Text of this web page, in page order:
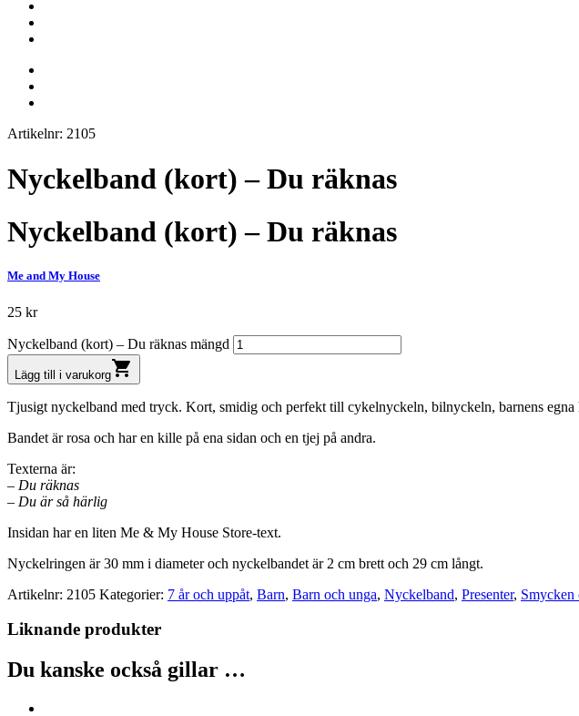
Artikelnr: 2105
Nyckelband (kort) – Du räknas
Nyckelband (kort) – Du räknas
Me and My House
25 kr
Nyckelband (kort) – Du räknas mängd
Lägg till i varukorgshopping_cart
Tjusigt nyckelband med tryck. Kort, smidig och perfekt till cykelnyckeln, bilnyckeln, barnens egna
Bandet är rosa och har en kille på ena sidan och en tjej på andra.
Texterna är:
– Du räknas
– Du är så härlig
Insidan har en liten Me & My House Store-text.
Nyckelringen är 30 mm i diameter och nyckelbandet är 2 cm brett och 29 cm långt.
Artikelnr: 2105 Kategorier: 7 år och uppåt, Barn, Barn och unga, Nyckelband, Presenter, Smycken
Liknande produkter
Du kanske också gillar …